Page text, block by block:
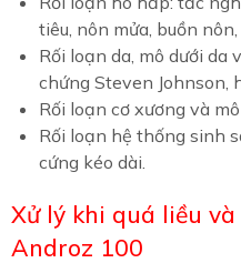
tiêu, nôn mửa, buồn
Rối loạn da, mô dưới da
chứng Steven Johnson,
Rối loạn cơ xương và
Rối loạn hệ thống sinh
cứng kéo dài.
Xử lý khi quá liều
Androz 100